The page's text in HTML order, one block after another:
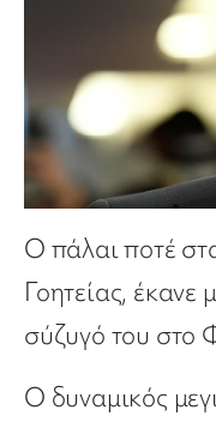
Ο πάλαι ποτέ
Γοητείας, έκανε
σύζυγό του στο
Ο δυναμικός